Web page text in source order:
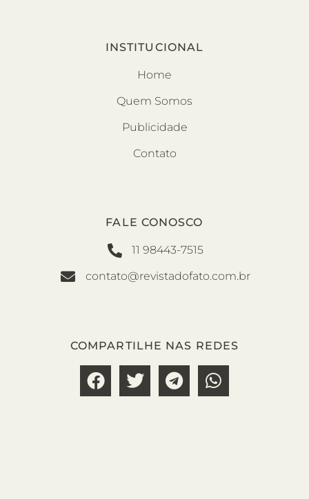
INSTITUCIONAL
Home
Quem Somos
Publicidade
Contato
FALE CONOSCO
11 98443-7515
contato@revistadofato.com.br
COMPARTILHE NAS REDES